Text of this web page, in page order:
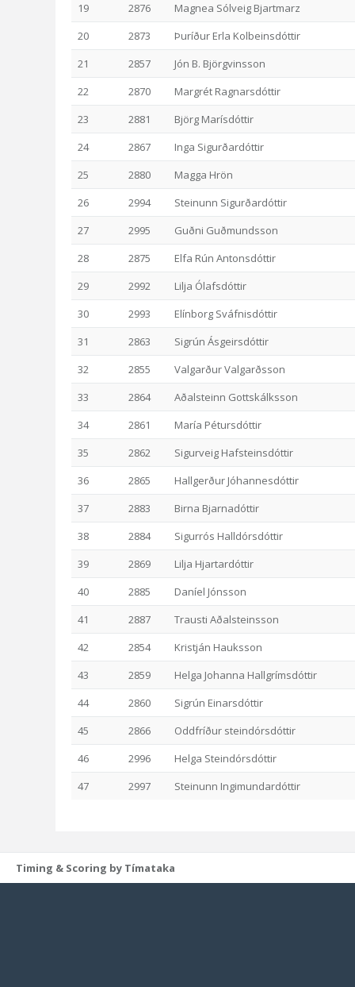
19
2876
Magnea Sólveig Bjartmarz
20
2873
Þuríður Erla Kolbeinsdóttir
21
2857
Jón B. Björgvinsson
22
2870
Margrét Ragnarsdóttir
23
2881
Björg Marísdóttir
24
2867
Inga Sigurðardóttir
25
2880
Magga Hrön
26
2994
Steinunn Sigurðardóttir
27
2995
Guðni Guðmundsson
28
2875
Elfa Rún Antonsdóttir
29
2992
Lilja Ólafsdóttir
30
2993
Elínborg Sváfnisdóttir
31
2863
Sigrún Ásgeirsdóttir
32
2855
Valgarður Valgarðsson
33
2864
Aðalsteinn Gottskálksson
34
2861
María Pétursdóttir
35
2862
Sigurveig Hafsteinsdóttir
36
2865
Hallgerður Jóhannesdóttir
37
2883
Birna Bjarnadóttir
38
2884
Sigurrós Halldórsdóttir
39
2869
Lilja Hjartardóttir
40
2885
Daníel Jónsson
41
2887
Trausti Aðalsteinsson
42
2854
Kristján Hauksson
43
2859
Helga Johanna Hallgrímsdóttir
44
2860
Sigrún Einarsdóttir
45
2866
Oddfríður steindórsdóttir
46
2996
Helga Steindórsdóttir
47
2997 Steinunn Ingimundardóttir
Timing & Scoring by Tímataka